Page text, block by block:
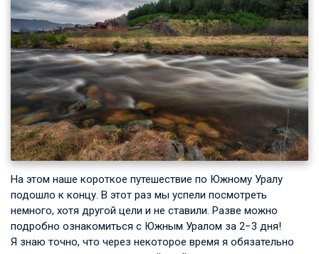
На этом наше короткое путешествие по Южному Уралу
подошло к концу. В этот раз мы успели посмотреть
немного, хотя другой цели и не ставили. Разве можно
подробно ознакомиться с Южным Уралом за 2−3 дня!
Я знаю точно, что через некоторое время я обязательно